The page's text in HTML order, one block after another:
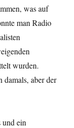
was auf
man Radio
wurden.
damals, aber der
und ein